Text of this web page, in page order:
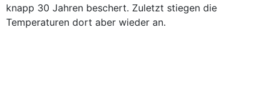
knapp 30 Jahren beschert. Zuletzt stiegen die
Temperaturen dort aber wieder an.